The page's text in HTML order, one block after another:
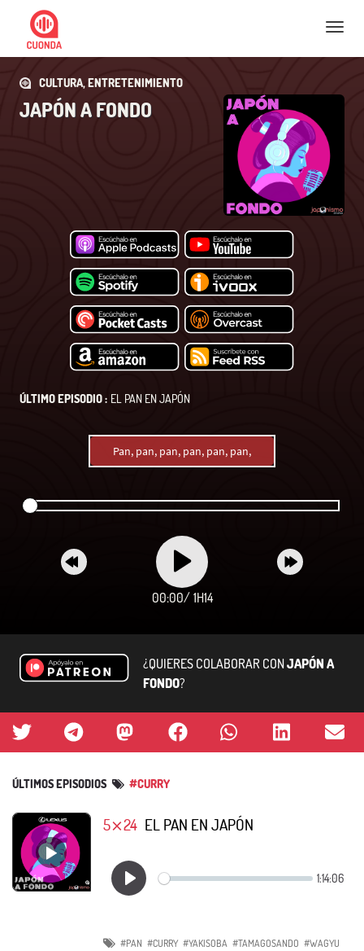
Nav
CULTURA, ENTRETENIMIENTO
JAPÓN A FONDO
ÚLTIMO EPISODIO : EL PAN EN JAPÓN
Pan, pan, pan, pan, pan, pan,
00:00/ 1H14
¿QUIERES COLABORAR CONJAPÓN A
FONDO?
ÚLTIMOS EPISODIOS #CURRY
5⨯24 EL PAN EN JAPÓN
#PAN #CURRY #YAKISOBA #TAMAGOSANDO #WAGYU